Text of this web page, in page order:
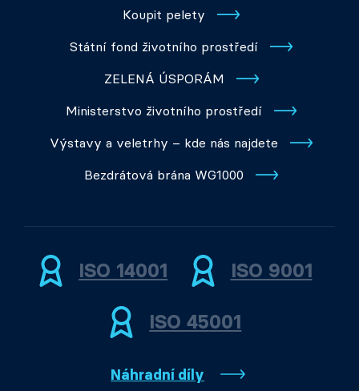
Koupit pelety
Státní fond životního prostředí
ZELENÁ ÚSPORÁM
Ministerstvo životního prostředí
Výstavy a veletrhy – kde nás najdete
Bezdrátová brána WG1000
ISO 14001 ISO 9001
ISO 45001
Náhradní díly